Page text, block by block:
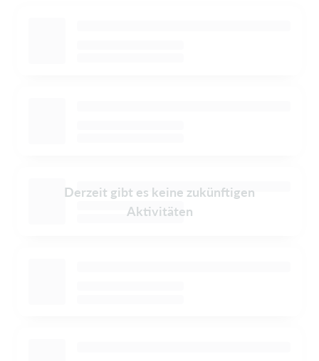
Derzeit gibt es keine zukünftigen
Aktivitäten